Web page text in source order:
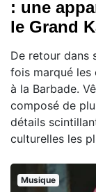
: une
le Grand
De retour dans
fois marqué les
à la Barbade.
composé de
détails
culturelles les
Musique